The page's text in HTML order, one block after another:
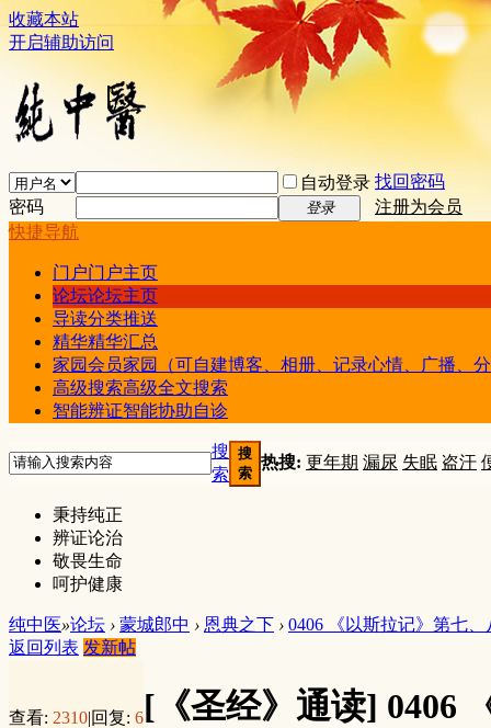
收藏本站
开启辅助访问
自动登录 找回密码
密码
登录
注册为会员
快捷导航
门户门户主页
论坛论坛主页
导读分类推送
精华精华汇总
家园会员家园（可自建博客、相册、记录心情、广播、
高级搜索高级全文搜索
智能辨证智能协助自诊
搜
索
搜
索
热搜: 更年期 漏尿 失眠 盗汗
秉持纯正
辨证论治
敬畏生命
呵护健康
纯中医»论坛 › 蒙城郎中 › 恩典之下 › 0406 《以斯拉记》第七
返回列表 发新帖
查看: 2310|回复: 6[《圣经》通读] 0406